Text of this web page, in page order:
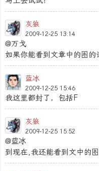
灰狼
2009-12-25 13:14
@万戈
如果你能看到文章中的图
蓝冰
2009-12-25 15:46
我这里都封了，包括F
灰狼
2009-12-25 15:52
@蓝冰
到现在,我还能看到文中的